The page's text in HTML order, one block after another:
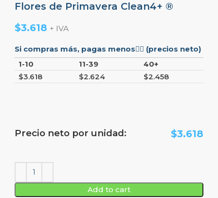
Flores de Primavera Clean4+ ®
$3.618 + IVA
Si compras más, pagas menos👇🏼 (precios neto)
1-10
11-39
40+
$3.618 $2.624 $2.458
Precio neto por unidad: $3.618
Add to cart